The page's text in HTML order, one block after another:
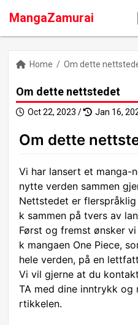
MangaZamurai
Home / Om dette
Om dette nettstedet
Oct 22, 2023 / Jan 16,
Om dette
Vi har lansert et manga-
nytte verden sammen
Nettstedet er
k sammen på tvers av
Først og fremst ønsker
k mangaen One Piece,
hele verden, på en
Vi vil gjerne at du
TA med dine inntrykk og
rtikkelen.